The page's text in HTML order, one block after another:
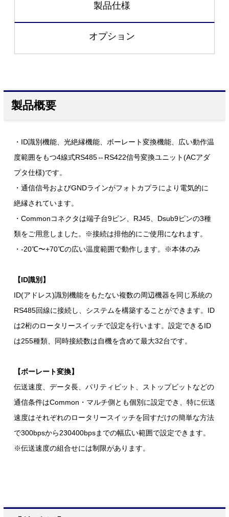
製品仕様
オプション
製品概要
・ID識別機能、光絶縁機能、ボーレート変換機能、広い動作温
度範囲をもつ4線式RS485⇔RS422信号変換ユニット(ACアダ
プタ仕様)です。
・通信信号およびGNDラインがフォトカプラにより電気的に
絶縁されています。
・Commonコネクタは端子台9ピン、RJ45、Dsub9ピンの3種
類をご用意しました。※接続は排他的にご使用になれます。
・-20℃〜+70℃の広い温度範囲で動作します。※本体のみ
【ID識別】
ID(アドレス)識別機能をもたない複数の周辺機器を同じ系統の
RS485回線に接続し、システムを構築することができます。ID
は2桁のロータリースイッチで設定を行います。設定できるID
は255種類、同時接続数は自機を含めて最大32台です。
【ボーレート変換】
伝送速度、データ長、パリティビット、ストップビットなどの
通信条件はCommon・マルチ側とも個別に設定でき、特に伝送
速度はそれぞれのロータリースイッチを回すだけの簡単な方法
で300bpsから230400bpsまでの幅広い範囲で設定できます。
※伝送速度の組合せには制限があります。